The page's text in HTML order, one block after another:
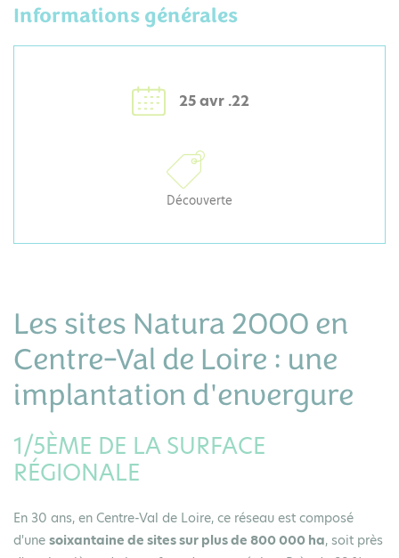
Informations générales
25 avr .22
Découverte
Les sites Natura 2000 en
Centre-Val de Loire : une
implantation d'envergure
1/5ÈME DE LA SURFACE
RÉGIONALE
En 30 ans, en Centre-Val de Loire, ce réseau est composé
d'une soixantaine de sites sur plus de 800 000 ha, soit près